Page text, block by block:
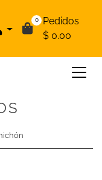
0
Pedidos
$ 0.00